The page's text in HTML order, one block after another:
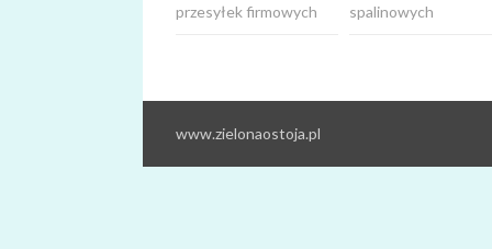
spalinowych
przesyłek firmowych
www.zielonaostoja.pl